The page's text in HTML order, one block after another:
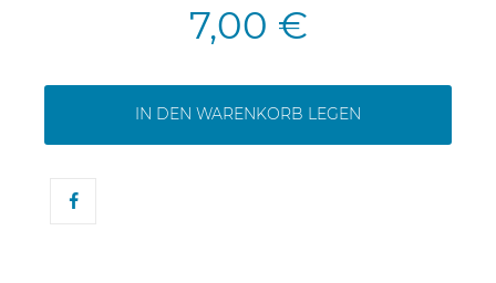
7,00 €
IN DEN WARENKORB LEGEN